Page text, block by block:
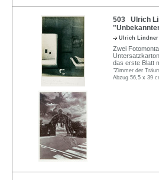
503 Ulrich
Ulrich
Zwei
das erste Blatt
"Zimmer der
Abzug 56,5 x 39